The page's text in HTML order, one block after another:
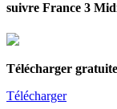
suivre France 3
Télécharger
Télécharger